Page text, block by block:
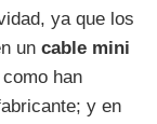
ya que los
un cable mini
han
y en